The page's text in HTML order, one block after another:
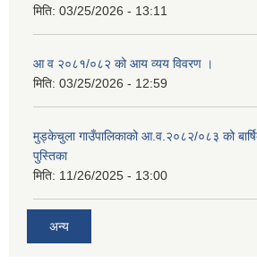
मिति: 03/25/2026 - 13:11
आ व २०८१/०८२ को आय व्यय विवरण ।
मिति: 03/25/2026 - 12:59
मुड्केचुला गाउँपालिकाको आ.व.२०८२/०८३ को
पुस्तिका
मिति: 11/26/2025 - 13:00
अन्य